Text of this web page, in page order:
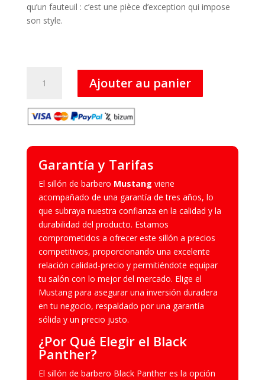
qu’un fauteuil : c’est une pièce d’exception qui impose
son style.
men
-
barbier
Ajouter au panier
Garantía y Tarifas
El sillón de barbero Mustang viene
acompañado de una garantía de tres años, lo
que subraya nuestra confianza en la calidad y la
durabilidad del producto. Estamos
comprometidos a ofrecer este sillón a precios
competitivos, proporcionando una excelente
relación calidad-precio y permitiéndote equipar
tu salón con lo mejor del mercado. Elige el
Mustang para asegurar una inversión duradera
en tu negocio, respaldado por una garantía
sólida y un precio justo.
¿Por Qué Elegir el Black
Panther?
El sillón de barbero Black Panther es la opción